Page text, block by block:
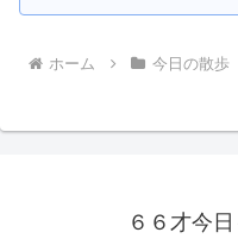
ホーム 今日の散歩
６６才今